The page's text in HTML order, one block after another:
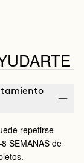
repetirse
SEMANAS de